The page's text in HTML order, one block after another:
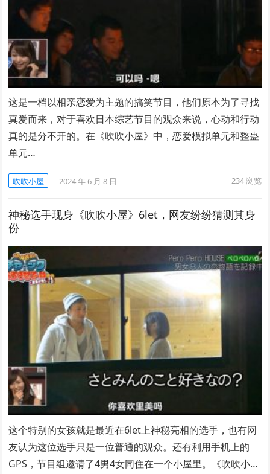
这是一档以相亲恋爱为主题的搞笑节目，他们原本为了寻找
真爱而来，对于喜欢日本综艺节目的观众来说，心动和行动
真的是分不开的。在《吹吹小屋》中，恋爱模拟单元和整蛊
单元…
吹吹小屋 2024 年 6 月 8 日 234浏览
神秘选手现身《吹吹小屋》6let，网友纷纷猜测其身
份
这个特别的女孩就是最近在6let上神秘亮相的选手，也有网
友认为这位选手只是一位普通的观众。还有利用手机上的
GPS，节目组邀请了4男4女同住在一个小屋里。《吹吹小…